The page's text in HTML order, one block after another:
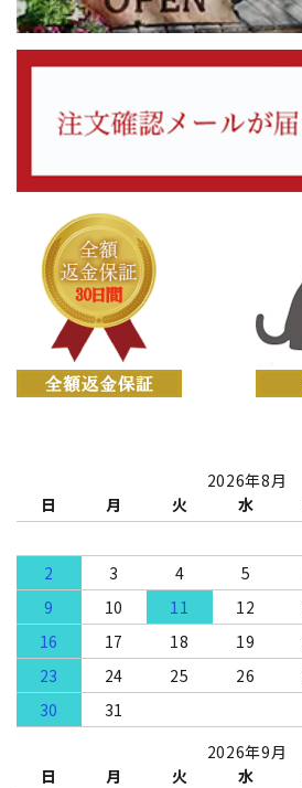
2026年8月
日
月 火 水
2
3 4 5
9
10 11 12
16
17 18 19
23
24 25 26
30
31
2026年9月
日
月 火 水